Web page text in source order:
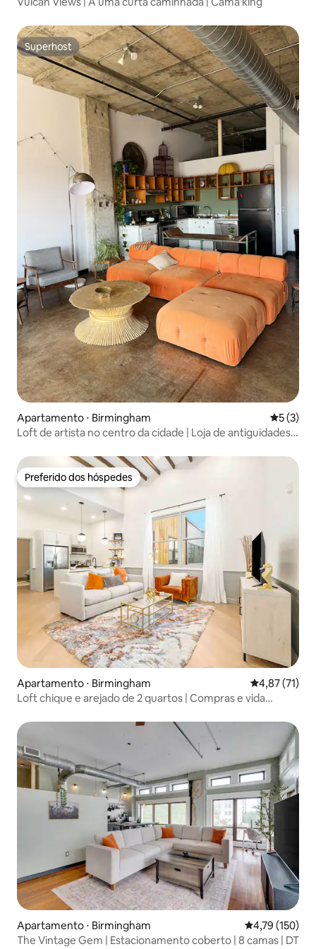
Superhost
Superhost
Apartamento ⋅ Birmingham 5 de
5 (3)
Loft de artista no centro da cidade | Loja de antiguidades +
Preferido dos hóspedes
Preferido dos hóspedes
Apartamento ⋅ Birmingham 4,87 de uma
4,87 (71)
Loft chique e arejado de 2 quartos | Compras e vida
Apartamento ⋅ Birmingham 4,79 de uma
4,79 (150)
The Vintage Gem | Estacionamento coberto | 8 camas | DT